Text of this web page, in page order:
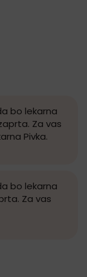
bo lekarna
Za vas
Pivka.
bo lekarna
Za vas